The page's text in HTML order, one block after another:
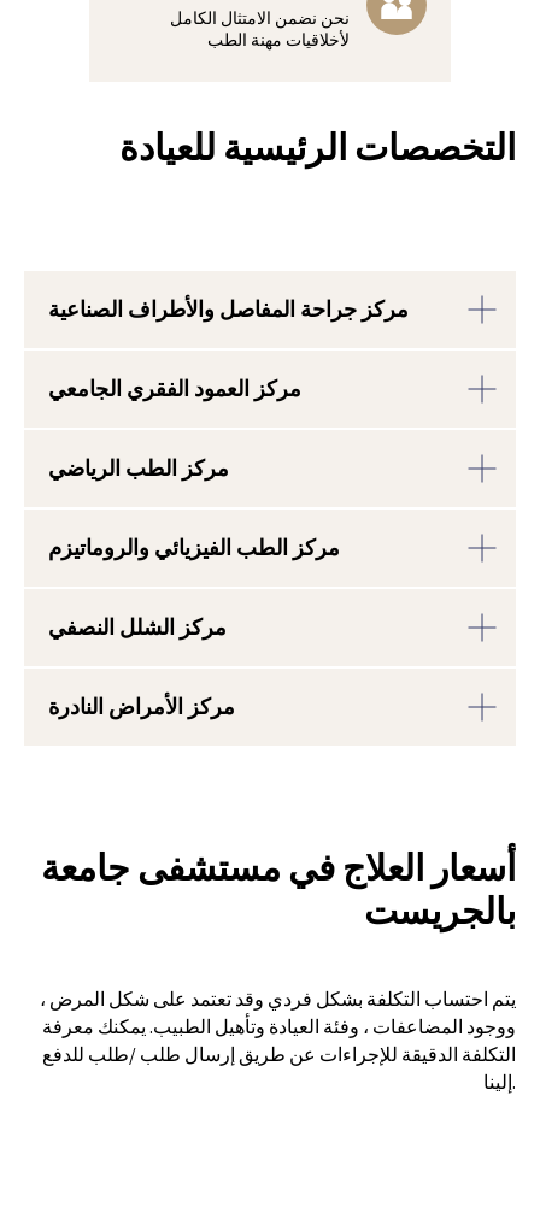
نحن نضمن الامتثال الكامل
لأخلاقيات مهنة الطب
التخصصات الرئيسية للعيادة
مركز جراحة المفاصل والأطراف الصناعية
مركز العمود الفقري الجامعي
مركز الطب الرياضي
مركز الطب الفيزيائي والروماتيزم
مركز الشلل النصفي
مركز الأمراض النادرة
أسعار العلاج في مستشفى جامعة
بالجريست
يتم احتساب التكلفة بشكل فردي وقد تعتمد على شكل المرض ،
ووجود المضاعفات ، وفئة العيادة وتأهيل الطبيب. يمكنك معرفة
التكلفة الدقيقة للإجراءات عن طريق إرسال طلب /طلب للدفع
إلينا.
اطلب استشارة مجانية
فريقنا المتمرس. خلال هذه الاستشارة، هدفنا
هو فهمك واهتماماتك الشخصية من أجل إعداد
أو اترك طلبًا: